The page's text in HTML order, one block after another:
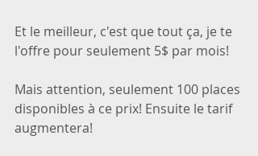
Et le meilleur, c'est que tout ça, je te
l'offre pour seulement 5$ par mois!
Mais attention, seulement 100 places
disponibles à ce prix! Ensuite le tarif
augmentera!